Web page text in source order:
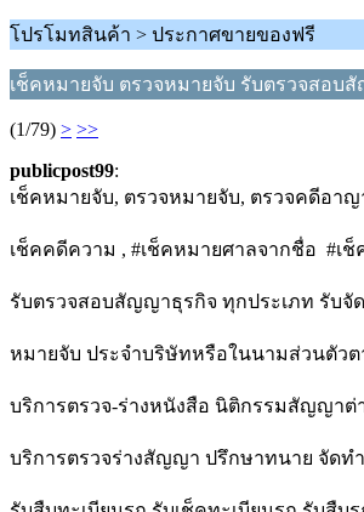
โปรโมทสินค้า > ประกาศขายของฟรี
เช็คหมายจับ ตรวจหมายจับ รับตรวจสอบสั
(1/79) > >>
publicpost99:
เช็คหมายจับ, ตรวจหมายจับ, ตรวจคดีอา
เช็คคดีความ , #เช็คหมายศาลจากชื่อ #เ
รับตรวจสอบสัญญาธุรกิจ ทุกประเภท รับจั
หมายจับ ประจำบริษัทหรือในนามส่วนตัว
บริการตรวจ-ร่างหนังสือ นิติกรรมสัญญาต่
บริการตรวจร่างสัญญา ปรึกษาทนาย จัดท